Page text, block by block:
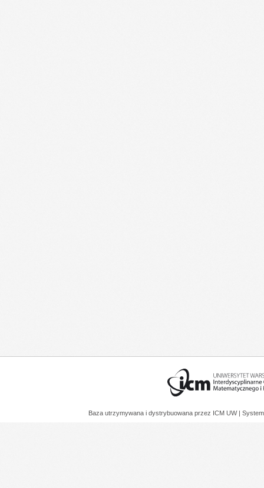
Baza utrzymywana i dystrybuowana przez ICM UW |